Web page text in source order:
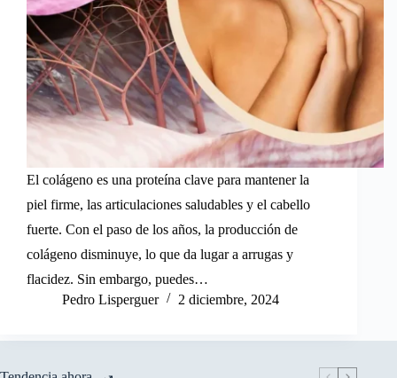
El colágeno es una proteína clave para mantener la
piel firme, las articulaciones saludables y el cabello
fuerte. Con el paso de los años, la producción de
colágeno disminuye, lo que da lugar a arrugas y
flacidez. Sin embargo, puedes…
Pedro Lisperguer
2 diciembre, 2024